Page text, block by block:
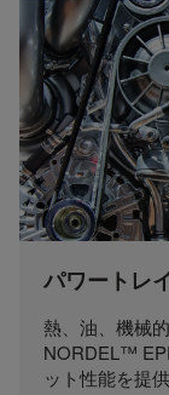
パワートレ
熱、油、機械
NORDEL™
ット性能を提供